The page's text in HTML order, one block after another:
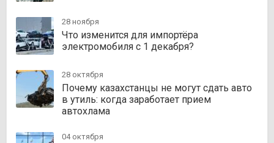
28 ноября
Что изменится для импортёра
электромобиля с 1 декабря?
28 октября
Почему казахстанцы не могут сдать авто
в утиль: когда заработает прием
автохлама
04 октября